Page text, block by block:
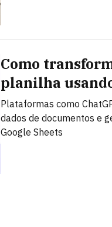
Como
planilha
Plataformas como
dados de documentos e
Google Sheets